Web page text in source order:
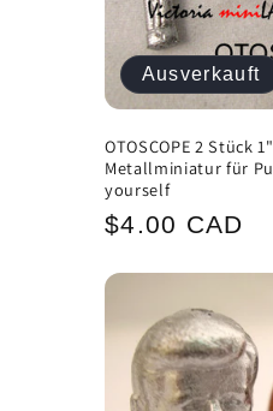
Ausverkauft
OTOSCOPE 2 Stück
Metallminiatur für
yourself
Normaler
$4.00 CAD